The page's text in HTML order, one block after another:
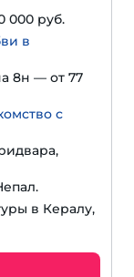
000 руб.
в
8н — от 77
с
в Кералу,